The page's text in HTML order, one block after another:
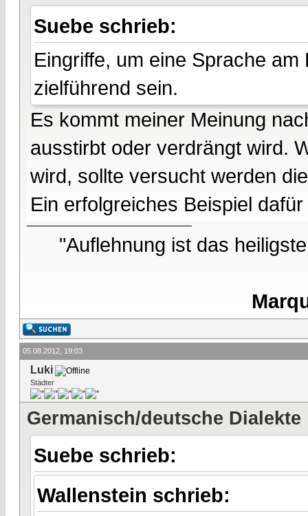
Suebe schrieb:
Eingriffe, um eine Sprache
zielführend sein.
Es kommt meiner Meinung
ausstirbt oder verdrängt wird.
wird, sollte versucht werden
Ein erfolgreiches Beispiel
"Auflehnung ist das
05.08.2012, 19:03
Luki
Städter
Germanisch/deutsche Dialekte
Suebe schrieb:
Wallenstein schrieb: